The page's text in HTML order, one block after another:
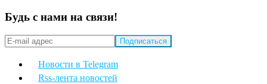
Будь с нами на связи!
Новости в Telegram
Rss-лента новостей